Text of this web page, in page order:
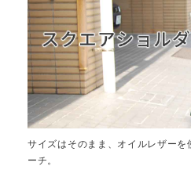
サイズはそのまま、オイルレザー
ーチ。